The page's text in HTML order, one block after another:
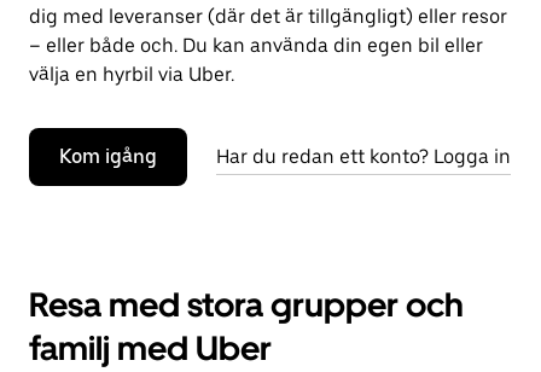
dig med leveranser (där det är tillgängligt) eller resor
– eller både och. Du kan använda din egen bil eller
välja en hyrbil via Uber.
Kom igång Har du redan ett konto? Logga in
Resa med stora grupper och
familj med Uber